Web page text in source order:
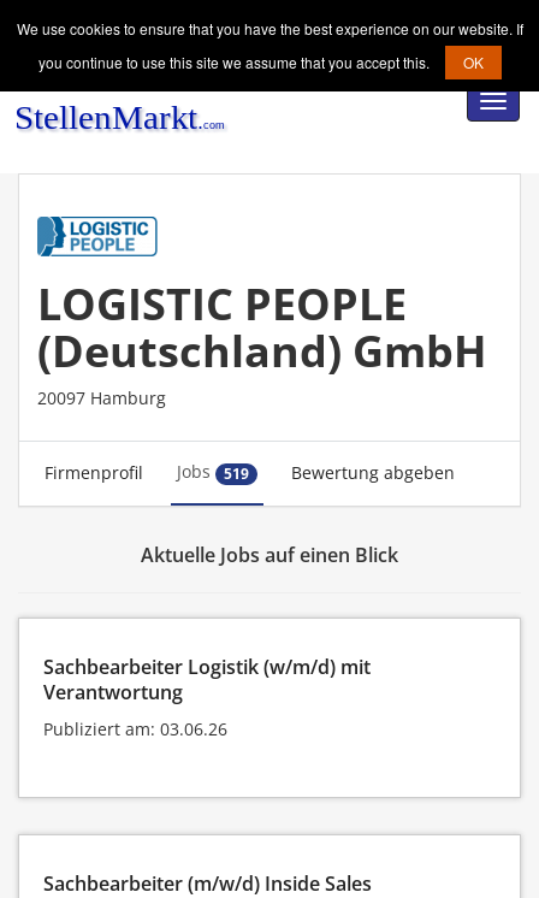
LOGISTIC PEOPLE
(Deutschland) GmbH
20097 Hamburg
Firmenprofil Jobs 519 Bewertung abgeben
Aktuelle Jobs auf einen Blick
Sachbearbeiter Logistik (w/m/d) mit
Verantwortung
Publiziert am: 03.06.26
Sachbearbeiter (m/w/d) Inside Sales
We use cookies to ensure that you have the best experience on our website. If
you continue to use this site we assume that you accept this.
OK